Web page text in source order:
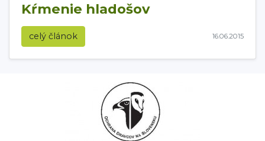
Kŕmenie hladošov
celý článok 16.06.2015